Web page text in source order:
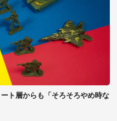
ト層からも「そろそろやめ時な